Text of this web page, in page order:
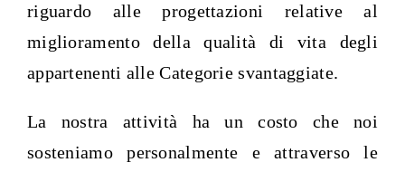
riguardo alle progettazioni relative al
miglioramento della qualità di vita degli
appartenenti alle Categorie svantaggiate.
La nostra attività ha un costo che noi
sosteniamo personalmente e attraverso le